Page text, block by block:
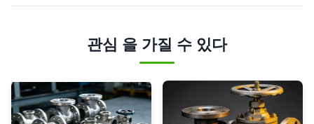
관심 을 가질 수 있다